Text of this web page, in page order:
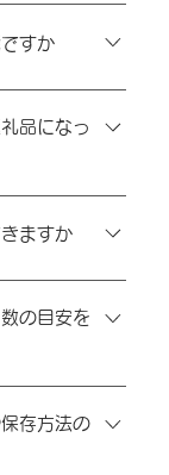
約80〜180個）
用のご相談はお
すか
しています。の
ョップの注文画
品になっ
の返礼品として
し込みは「さと
ますか
のみで、注文は
ラインショップ
用ください。
の目安を
ックから、約
の大容量ケース
途に応じてお選
存方法の